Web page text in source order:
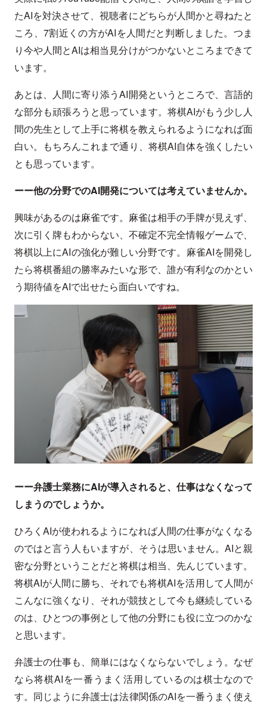
たAIを対決させて、視聴者にどちらが人間かと尋ねたと
ころ、7割近くの方がAIを人間だと判断しました。つま
り今や人間とAIは相当見分けがつかないところまできて
います。
あとは、人間に寄り添うAI開発というところで、言語的
な部分も頑張ろうと思っています。将棋AIがもう少し人
間の先生として上手に将棋を教えられるようになれば面
白い。もちろんこれまで通り、将棋AI自体を強くしたい
とも思っています。
ーー他の分野でのAI開発については考えていませんか。
興味があるのは麻雀です。麻雀は相手の手牌が見えず、
次に引く牌もわからない、不確定不完全情報ゲームで、
将棋以上にAIの強化が難しい分野です。麻雀AIを開発し
たら将棋番組の勝率みたいな形で、誰が有利なのかとい
う期待値をAIで出せたら面白いですね。
ーー弁護士業務にAIが導入されると、仕事はなくなって
しまうのでしょうか。
ひろくAIが使われるようになれば人間の仕事がなくなる
のではと言う人もいますが、そうは思いません。AIと親
密な分野ということだと将棋は相当、先んじています。
将棋AIが人間に勝ち、それでも将棋AIを活用して人間が
こんなに強くなり、それが競技として今も継続している
のは、ひとつの事例として他の分野にも役に立つのかな
と思います。
弁護士の仕事も、簡単にはなくならないでしょう。なぜ
なら将棋AIを一番うまく活用しているのは棋士なので
す。同じように弁護士は法律関係のAIを一番うまく使え